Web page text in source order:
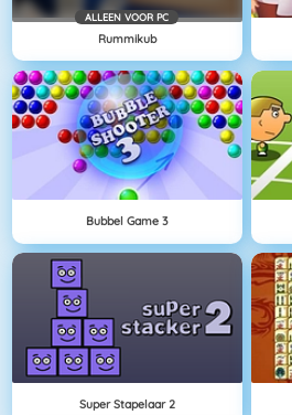
ALLEEN VOOR PC
Rummikub
Bubbel Game 3
Super Stapelaar 2